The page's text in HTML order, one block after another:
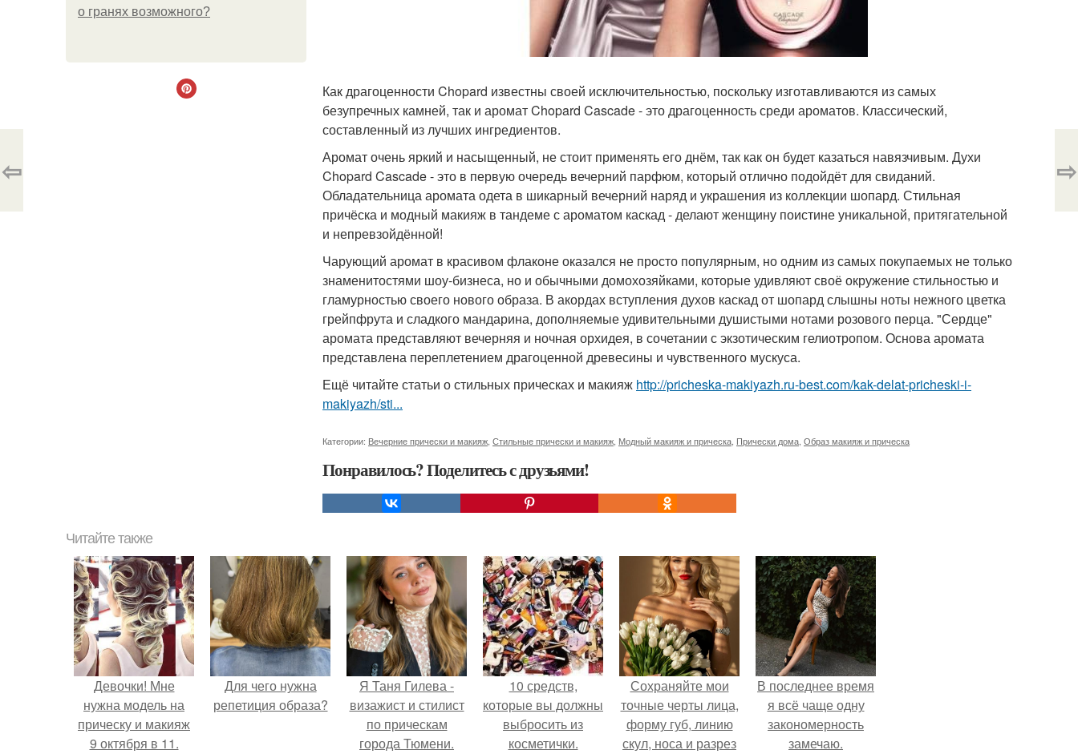
о гранях возможного?
Как драгоценности Chopard известны своей исключительностью, поскольку изготавливаются из самых
безупречных камней, так и аромат Chopard Cascade - это драгоценность среди ароматов. Классический,
составленный из лучших ингредиентов.
Аромат очень яркий и насыщенный, не стоит применять его днём, так как он будет казаться навязчивым. Духи
Chopard Cascade - это в первую очередь вечерний парфюм, который отлично подойдёт для свиданий.
Обладательница аромата одета в шикарный вечерний наряд и украшения из коллекции шопард. Стильная
причёска и модный макияж в тандеме с ароматом каскад - делают женщину поистине уникальной, притягательной
и непревзойдённой!
Чарующий аромат в красивом флаконе оказался не просто популярным, но одним из самых покупаемых не только
знаменитостями шоу-бизнеса, но и обычными домохозяйками, которые удивляют своё окружение стильностью и
гламурностью своего нового образа. В акордах вступления духов каскад от шопард слышны ноты нежного цветка
грейпфрута и сладкого мандарина, дополняемые удивительными душистыми нотами розового перца. "Сердце"
аромата представляют вечерняя и ночная орхидея, в сочетании с экзотическим гелиотропом. Основа аромата
представлена переплетением драгоценной древесины и чувственного мускуса.
Ещё читайте статьи о стильных прическах и макияж http://pricheska-makiyazh.ru-best.com/kak-delat-pricheski-i-
makiyazh/sti...
Категории: Вечерние прически и макияж Стильные прически и макияж Модный макияж и прическа Прически дома Образ макияж и прическа
Понравилось? Поделитесь с друзьями!
⇦ ⇨
Читайте также
Девочки! Мне
нужна модель на
прическу и макияж
9 октября в 11.
Для чего нужна
репетиция образа?
Я Таня Гилева -
визажист и стилист
по прическам
города Тюмени.
10 средств,
которые вы должны
выбросить из
косметички.
Сохраняйте мои
точные черты лица,
форму губ, линию
скул, носа и разрез
В последнее время
я всё чаще одну
закономерность
замечаю.